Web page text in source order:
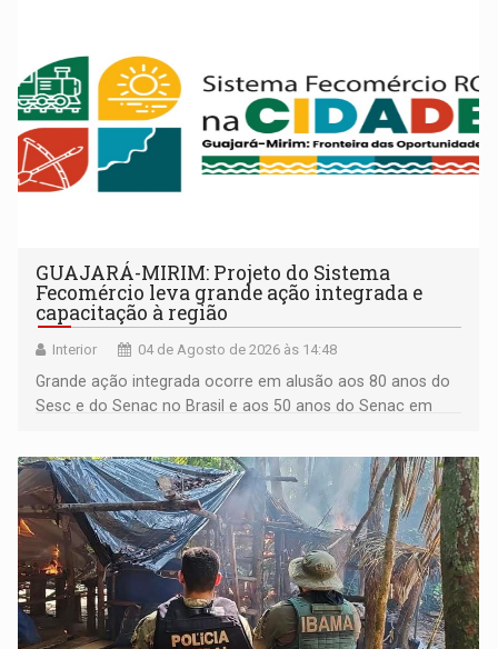
GUAJARÁ-MIRIM: Projeto do Sistema
Fecomércio leva grande ação integrada e
capacitação à região
Interior 04 de Agosto de 2026 às 14:48
Grande ação integrada ocorre em alusão aos 80 anos do
Sesc e do Senac no Brasil e aos 50 anos do Senac em